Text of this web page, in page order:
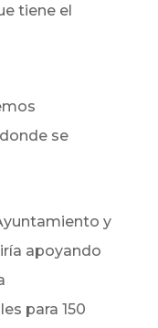
tiene el
se
y
apoyando
para 150